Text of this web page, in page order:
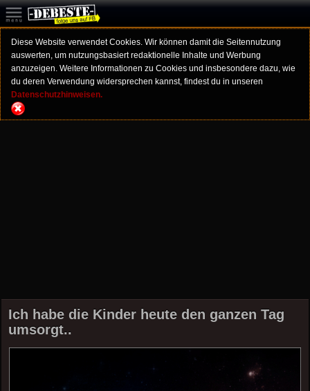
Diese Website verwendet Cookies. Wir können damit die Seitennutzung
auswerten, um nutzungsbasiert redaktionelle Inhalte und Werbung
anzuzeigen. Weitere Informationen zu Cookies und insbesondere dazu, wie
du deren Verwendung widersprechen kannst, findest du in unseren
Datenschutzhinweisen.
Ich habe die Kinder heute den ganzen Tag
umsorgt..